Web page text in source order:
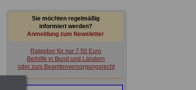
Sie möchten regelmäßig
informiert werden?
Anmeldung zum Newsletter
Ratgeber für nur 7,50 Euro
Beihilfe in Bund und Ländern
oder zum Beamtenversorgungsrecht